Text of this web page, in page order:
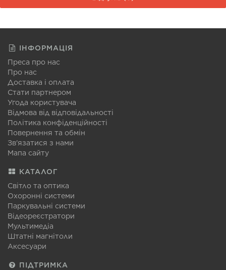
ІНФОРМАЦІЯ
Преса про нас
Про нас
Доставка і оплата
Стати партнером
Угода користувача
Відмова від відповідальності
Політика конфіденційності
Повернення та обмін
Зв'язатися з нами
Мапа сайту
КАТАЛОГ
Світло та оптика
Охоронні системи
Паркувальні системи
Відеореєстратори
Мультимедіа
Штатні магнітоли
Аксесуари
ПІДТРИМКА